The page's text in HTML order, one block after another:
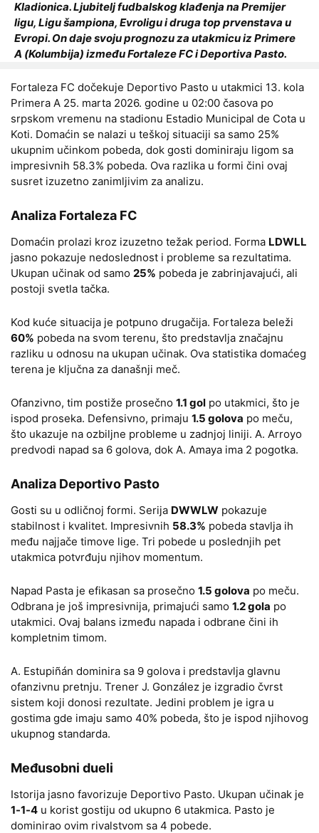
Kladionica. Ljubitelj fudbalskog klađenja na Premijer
ligu, Ligu šampiona, Evroligu i druga top prvenstava u
Evropi. On daje svoju prognozu za utakmicu iz Primere
A (Kolumbija) između Fortaleze FC i Deportiva Pasto.
Fortaleza FC dočekuje Deportivo Pasto u utakmici 13. kola
Primera A 25. marta 2026. godine u 02:00 časova po
srpskom vremenu na stadionu Estadio Municipal de Cota u
Koti. Domaćin se nalazi u teškoj situaciji sa samo 25%
ukupnim učinkom pobeda, dok gosti dominiraju ligom sa
impresivnih 58.3% pobeda. Ova razlika u formi čini ovaj
susret izuzetno zanimljivim za analizu.
Analiza Fortaleza FC
Domaćin prolazi kroz izuzetno težak period. Forma LDWLL
jasno pokazuje nedoslednost i probleme sa rezultatima.
Ukupan učinak od samo 25% pobeda je zabrinjavajući, ali
postoji svetla tačka.
Kod kuće situacija je potpuno drugačija. Fortaleza beleži
60% pobeda na svom terenu, što predstavlja značajnu
razliku u odnosu na ukupan učinak. Ova statistika domaćeg
terena je ključna za današnji meč.
Ofanzivno, tim postiže prosečno 1.1 gol po utakmici, što je
ispod proseka. Defensivno, primaju 1.5 golova po meču,
što ukazuje na ozbiljne probleme u zadnjoj liniji. A. Arroyo
predvodi napad sa 6 golova, dok A. Amaya ima 2 pogotka.
Analiza Deportivo Pasto
Gosti su u odličnoj formi. Serija DWWLW pokazuje
stabilnost i kvalitet. Impresivnih 58.3% pobeda stavlja ih
među najjače timove lige. Tri pobede u poslednjih pet
utakmica potvrđuju njihov momentum.
Napad Pasta je efikasan sa prosečno 1.5 golova po meču.
Odbrana je još impresivnija, primajući samo 1.2 gola po
utakmici. Ovaj balans između napada i odbrane čini ih
kompletnim timom.
A. Estupiñán dominira sa 9 golova i predstavlja glavnu
ofanzivnu pretnju. Trener J. González je izgradio čvrst
sistem koji donosi rezultate. Jedini problem je igra u
gostima gde imaju samo 40% pobeda, što je ispod njihovog
ukupnog standarda.
Međusobni dueli
Istorija jasno favorizuje Deportivo Pasto. Ukupan učinak je
1-1-4 u korist gostiju od ukupno 6 utakmica. Pasto je
dominirao ovim rivalstvom sa 4 pobede.